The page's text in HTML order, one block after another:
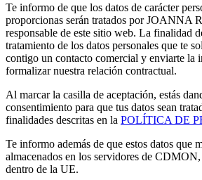
Te informo de que los datos de carácter
proporcionas serán tratados por JOANNA
responsable de este sitio web. La finalidad
tratamiento de los datos personales que te
contigo un contacto comercial y enviarte la
formalizar nuestra relación contractual.
Al marcar la casilla de aceptación, estás
consentimiento para que tus datos sean
finalidades descritas en la POLÍTICA DE
Te informo además de que estos datos que
almacenados en los servidores de
dentro de la UE.